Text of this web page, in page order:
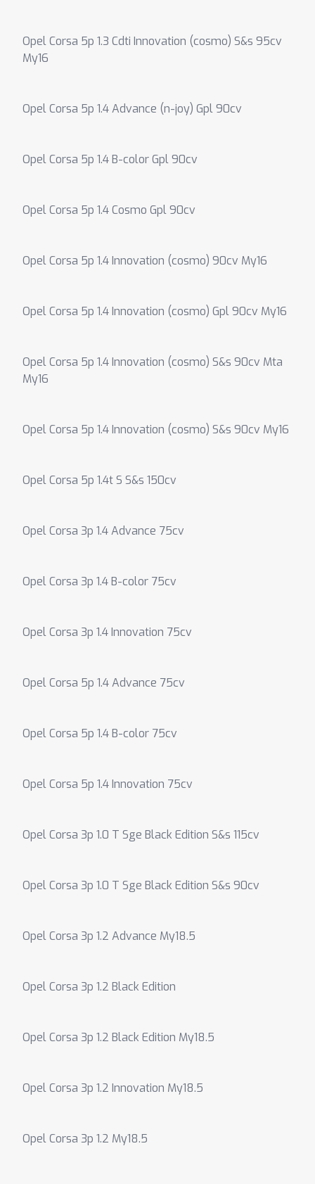
Opel Corsa 5p 1.3 Cdti Innovation (cosmo) S&s 95cv
My16
Opel Corsa 5p 1.4 Advance (n-joy) Gpl 90cv
Opel Corsa 5p 1.4 B-color Gpl 90cv
Opel Corsa 5p 1.4 Cosmo Gpl 90cv
Opel Corsa 5p 1.4 Innovation (cosmo) 90cv My16
Opel Corsa 5p 1.4 Innovation (cosmo) Gpl 90cv My16
Opel Corsa 5p 1.4 Innovation (cosmo) S&s 90cv Mta
My16
Opel Corsa 5p 1.4 Innovation (cosmo) S&s 90cv My16
Opel Corsa 5p 1.4t S S&s 150cv
Opel Corsa 3p 1.4 Advance 75cv
Opel Corsa 3p 1.4 B-color 75cv
Opel Corsa 3p 1.4 Innovation 75cv
Opel Corsa 5p 1.4 Advance 75cv
Opel Corsa 5p 1.4 B-color 75cv
Opel Corsa 5p 1.4 Innovation 75cv
Opel Corsa 3p 1.0 T Sge Black Edition S&s 115cv
Opel Corsa 3p 1.0 T Sge Black Edition S&s 90cv
Opel Corsa 3p 1.2 Advance My18.5
Opel Corsa 3p 1.2 Black Edition
Opel Corsa 3p 1.2 Black Edition My18.5
Opel Corsa 3p 1.2 Innovation My18.5
Opel Corsa 3p 1.2 My18.5